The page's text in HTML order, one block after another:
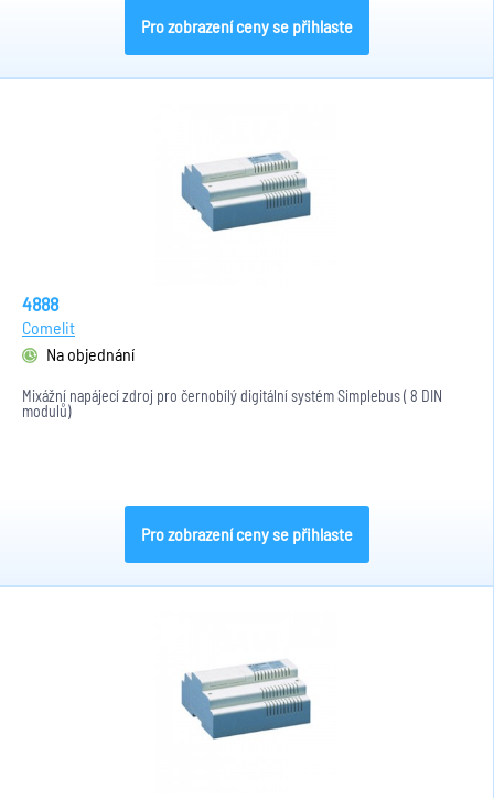
Pro zobrazení ceny se přihlaste
4888
Comelit
Na objednání
Mixážní napájecí zdroj pro černobílý digitální systém Simplebus ( 8 DIN
modulů)
Pro zobrazení ceny se přihlaste